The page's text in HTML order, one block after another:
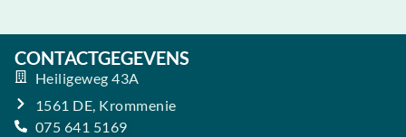
CONTACTGEGEVENS
Heiligeweg 43A
1561 DE, Krommenie
075 641 5169